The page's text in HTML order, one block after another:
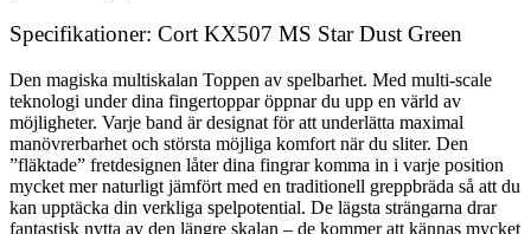
Specifikationer: Cort KX507 MS Star Dust Green
Den magiska multiskalan Toppen av spelbarhet. Med multi-scale
teknologi under dina fingertoppar öppnar du upp en värld av
möjligheter. Varje band är designat för att underlätta maximal
manövrerbarhet och största möjliga komfort när du sliter. Den
”fläktade” fretdesignen låter dina fingrar komma in i varje position
mycket mer naturligt jämfört med en traditionell greppbräda så att du
kan upptäcka din verkliga spelpotential. De lägsta strängarna drar
fantastisk nytta av den längre skalan – de kommer att kännas mycket